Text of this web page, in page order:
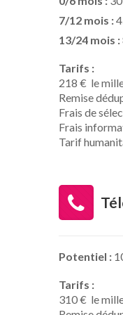
7/12 mois :
13/24 mois :
Tarifs :
218 € le
Remise
Frais de
Frais
Tarif
Potentiel :
Tarifs :
310 € le